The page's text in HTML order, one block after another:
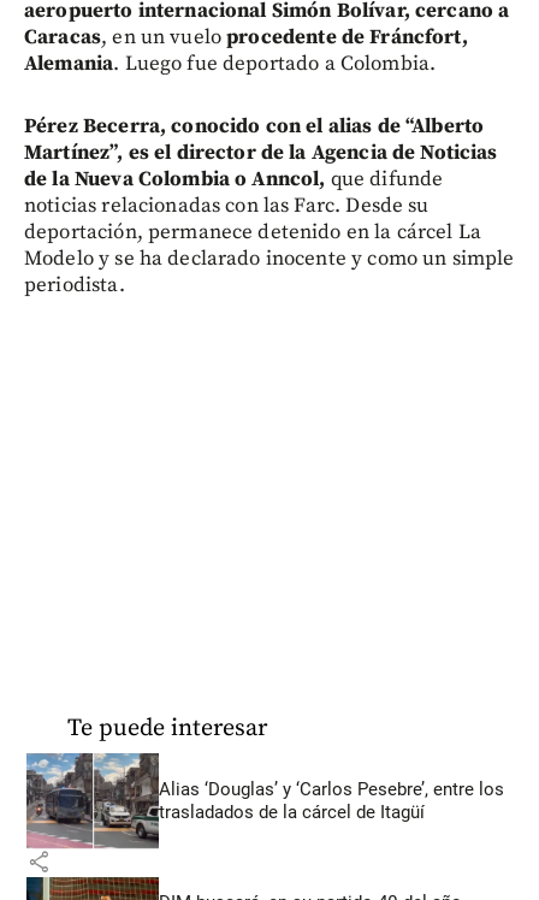
aeropuerto internacional Simón Bolívar, cercano a
Caracas, en un vueloprocedente de Fráncfort,
Alemania. Luego fue deportado a Colombia.
Pérez Becerra, conocido con el alias de “Alberto
Martínez”, es el director de la Agencia de Noticias
de la Nueva Colombia o Anncol, que difunde
noticias relacionadas con las Farc. Desde su
deportación, permanece detenido en la cárcel La
Modelo y se ha declarado inocente y como un simple
periodista.
Te puede interesar
Alias ‘Douglas’ y ‘Carlos Pesebre’, entre los
trasladados de la cárcel de Itagüí
share